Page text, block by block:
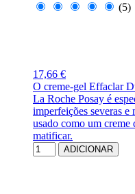
(5)
17,66 €
O creme-gel Effaclar
La Roche Posay é
imperfeições severas e
usado como um creme
matificar.
ADICIONAR